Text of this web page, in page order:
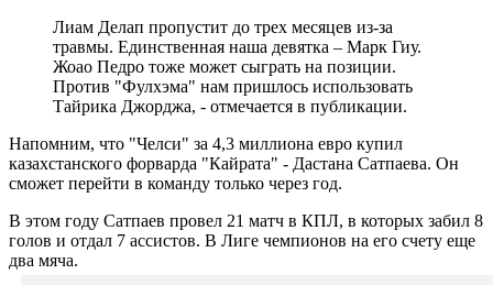
Лиам Делап пропустит до трех месяцев из-за
травмы. Единственная наша девятка – Марк Гиу.
Жоао Педро тоже может сыграть на позиции.
Против "Фулхэма" нам пришлось использовать
Тайрика Джорджа, - отмечается в публикации.
Напомним, что "Челси" за 4,3 миллиона евро купил
казахстанского форварда "Кайрата" - Дастана Сатпаева. Он
сможет перейти в команду только через год.
В этом году Сатпаев провел 21 матч в КПЛ, в которых забил 8
голов и отдал 7 ассистов. В Лиге чемпионов на его счету еще
два мяча.